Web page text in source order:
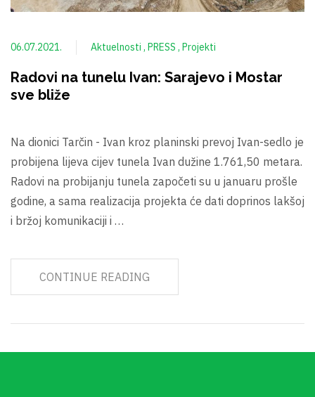
06.07.2021. Aktuelnosti PRESS Projekti
Radovi na tunelu Ivan: Sarajevo i Mostar
sve bliže
Na dionici Tarčin - Ivan kroz planinski prevoj Ivan-sedlo je
probijena lijeva cijev tunela Ivan dužine 1.761,50 metara.
Radovi na probijanju tunela započeti su u januaru prošle
godine, a sama realizacija projekta će dati doprinos lakšoj
i bržoj komunikaciji i …
CONTINUE READING